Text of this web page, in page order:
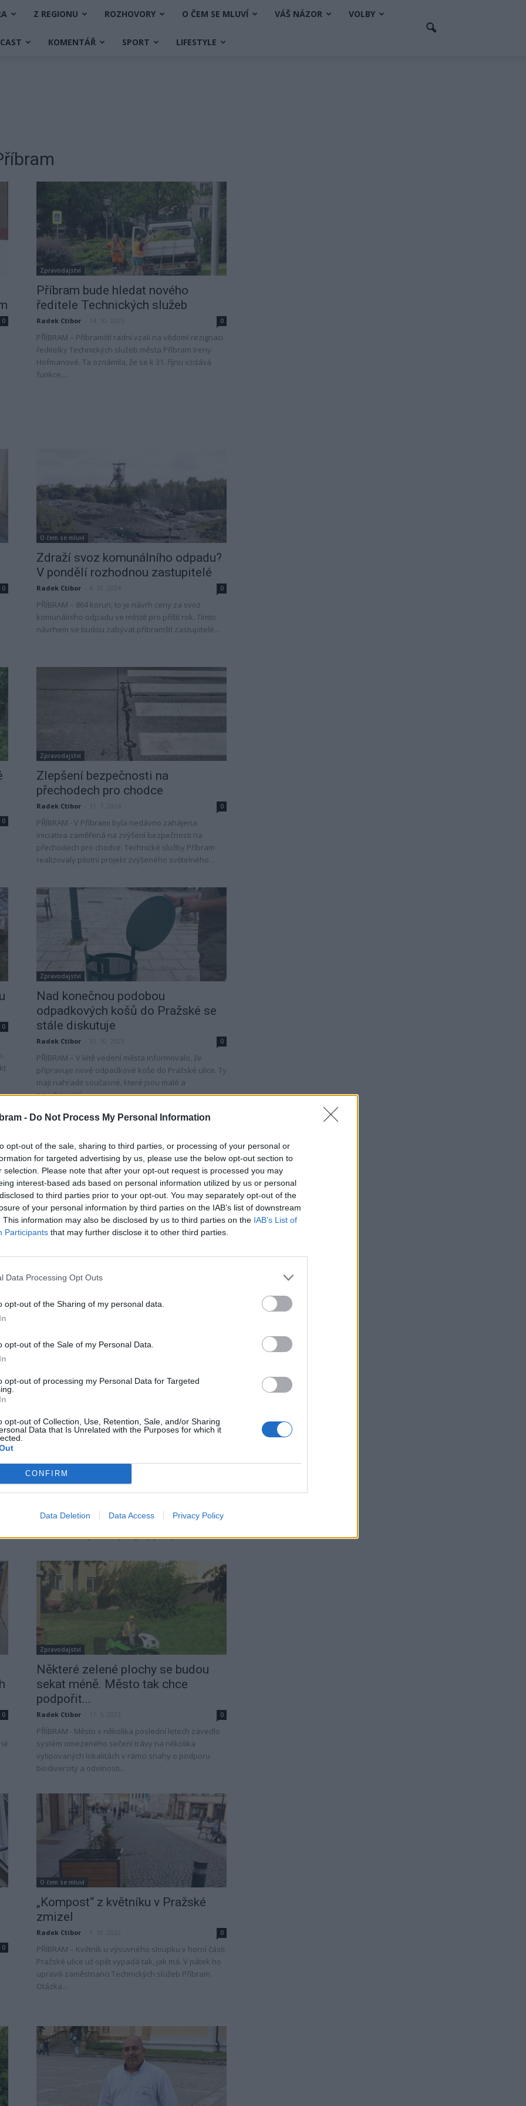
- Do Not Process My Personal Information
opt-out of the sale, sharing to third parties, or processing of your personal or
for targeted advertising by us, please use the below opt-out section to
selection. Please note that after your opt-out request is processed you may
interest-based ads based on personal information utilized by us or personal
to third parties prior to your opt-out. You may separately opt-out of the
of your personal information by third parties on the IAB’s list of downstream
This information may also be disclosed by us to third parties on the IAB’s List of
Participants that may further disclose it to other third parties.
Data Processing Opt Outs
opt-out of the Sharing of my personal data.
opt-out of the Sale of my Personal Data.
opt-out of processing my Personal Data for Targeted
opt-out of Collection, Use, Retention, Sale, and/or Sharing
Data that Is Unrelated with the Purposes for which it
CONFIRM
Data Deletion Data Access Privacy Policy
Z REGIONU ROZHOVORY O ČEM SE MLUVÍ VÁŠ NÁZOR VOLBY
KOMENTÁŘ SPORT LIFESTYLE
0
Zpravodajství
Příbram bude hledat nového
ředitele Technických služeb
Radek Ctibor 0
PŘÍBRAM – Příbramští radní vzali na vědomí rezignaci
ředitelky Technických služeb města Příbram Ireny
Hofmanové. Ta oznámila, že se k 31. říjnu vzdává
funkce,...
0
O čem se mluví
Zdraží svoz komunálního odpadu?
V pondělí rozhodnou zastupitelé
Radek Ctibor 0
PŘÍBRAM – 864 korun, to je návrh ceny za svoz
komunálního odpadu ve městě pro příští rok. Tímto
návrhem se budou zabývat příbramští zastupitelé...
0
Zpravodajství
Zlepšení bezpečnosti na
přechodech pro chodce
Radek Ctibor 0
PŘÍBRAM - V Příbrami byla nedávno zahájena
iniciativa zaměřená na zvýšení bezpečnosti na
přechodech pro chodce. Technické služby Příbram
realizovaly pilotní projekt zvýšeného světelného...
0
Zpravodajství
Nad konečnou podobou
odpadkových košů do Pražské se
stále diskutuje
Radek Ctibor 0
PŘÍBRAM – V létě vedení města informovalo, že
připravuje nové odpadkové koše do Pražské ulice. Ty
mají nahradit současné, které jsou malé a
nevyhovující....
0
Zpravodajství
Místostarosta Peterka: Chceme
změny ve svozu odpadu
Radek Ctibor - 3. 8. 2023
ekologie jsou témata, která v poslední době sílí. Jejich
Zpravodajství
koše. Pomůže to i jejich vyvážení,
míní místostarosta
Radek Ctibor - 11. 7. 2023 0
PŘÍBRAM – V současné době se na území města
nachází čtyři nebo pět různých typů odpadkových
košů. To mimo jiné komplikuje i jejich vyvážení....
0
Zpravodajství
Některé zelené plochy se budou
sekat méně. Město tak chce
podpořit...
Radek Ctibor 0
PŘÍBRAM - Město v několika poslední letech zavedlo
systém omezeného sečení trávy na několika
vytipovaných lokalitách v rámci snahy o podporu
biodiverzity a odolnosti...
0
O čem se mluví
„Kompost“ z květníku v Pražské
zmizel
Radek Ctibor 0
PŘÍBRAM – Květník u výsuvného sloupku v horní části
Pražské ulice už opět vypadá tak, jak má. V pátek ho
upravili zaměstnanci Technických služeb Příbram.
Otázka...